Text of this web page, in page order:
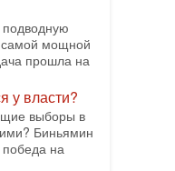
Трамп не
запаса
автор
о
самой мощной
прошла на
у власти?
выборы в
Биньямин
победа на